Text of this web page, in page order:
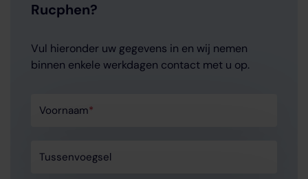
Rucphen?
Vul hieronder uw gegevens in en wij nemen
binnen enkele werkdagen contact met u op.
Voornaam*
Tussenvoegsel